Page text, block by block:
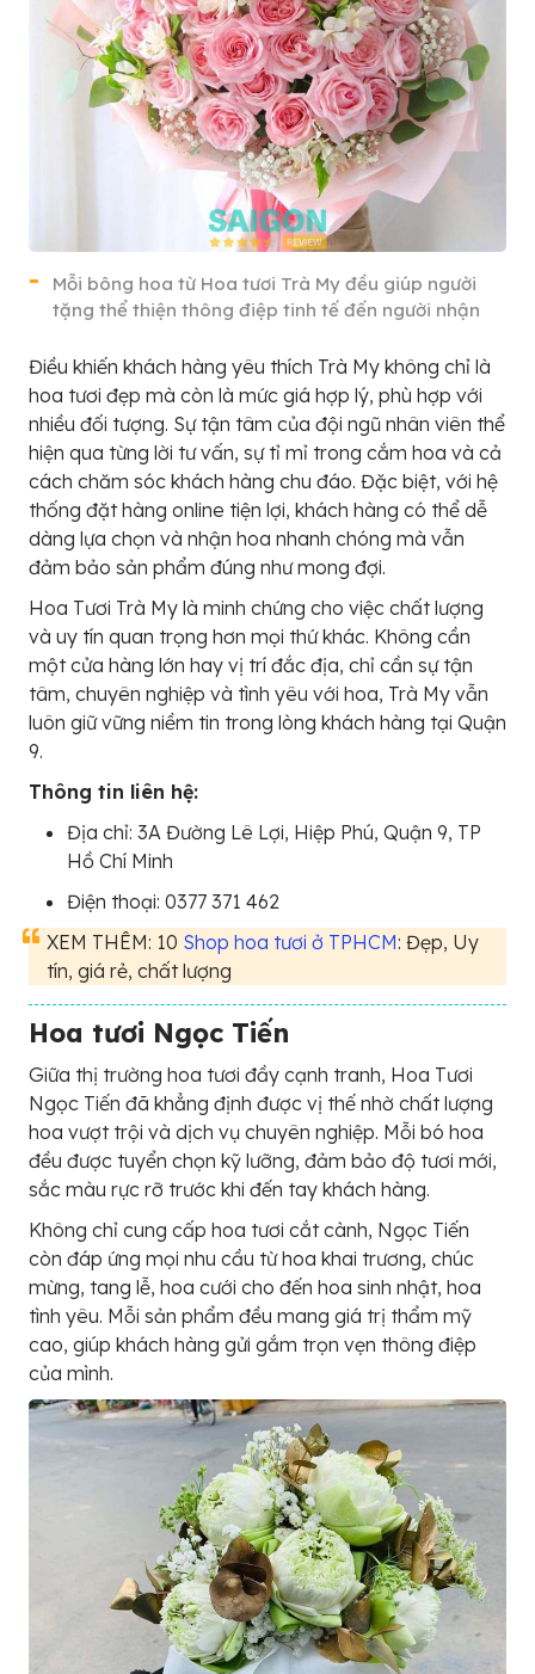
Mỗi bông hoa từ Hoa tươi Trà My đều giúp người
tặng thể thiện thông điệp tinh tế đến người nhận
Điều khiến khách hàng yêu thích Trà My không chỉ là
hoa tươi đẹp mà còn là mức giá hợp lý, phù hợp với
nhiều đối tượng. Sự tận tâm của đội ngũ nhân viên thể
hiện qua từng lời tư vấn, sự tỉ mỉ trong cắm hoa và cả
cách chăm sóc khách hàng chu đáo. Đặc biệt, với hệ
thống đặt hàng online tiện lợi, khách hàng có thể dễ
dàng lựa chọn và nhận hoa nhanh chóng mà vẫn
đảm bảo sản phẩm đúng như mong đợi.
Hoa Tươi Trà My là minh chứng cho việc chất lượng
và uy tín quan trọng hơn mọi thứ khác. Không cần
một cửa hàng lớn hay vị trí đắc địa, chỉ cần sự tận
tâm, chuyên nghiệp và tình yêu với hoa, Trà My vẫn
luôn giữ vững niềm tin trong lòng khách hàng tại Quận
9.
Thông tin liên hệ:
Địa chỉ: 3A Đường Lê Lợi, Hiệp Phú, Quận 9, TP
Hồ Chí Minh
Điện thoại: 0377 371 462
XEM THÊM: 10 Shop hoa tươi ở TPHCM: Đẹp, Uy
tín, giá rẻ, chất lượng
Hoa tươi Ngọc Tiến
Giữa thị trường hoa tươi đầy cạnh tranh, Hoa Tươi
Ngọc Tiến đã khẳng định được vị thế nhờ chất lượng
hoa vượt trội và dịch vụ chuyên nghiệp. Mỗi bó hoa
đều được tuyển chọn kỹ lưỡng, đảm bảo độ tươi mới,
sắc màu rực rỡ trước khi đến tay khách hàng.
Không chỉ cung cấp hoa tươi cắt cành, Ngọc Tiến
còn đáp ứng mọi nhu cầu từ hoa khai trương, chúc
mừng, tang lễ, hoa cưới cho đến hoa sinh nhật, hoa
tình yêu. Mỗi sản phẩm đều mang giá trị thẩm mỹ
cao, giúp khách hàng gửi gắm trọn vẹn thông điệp
của mình.